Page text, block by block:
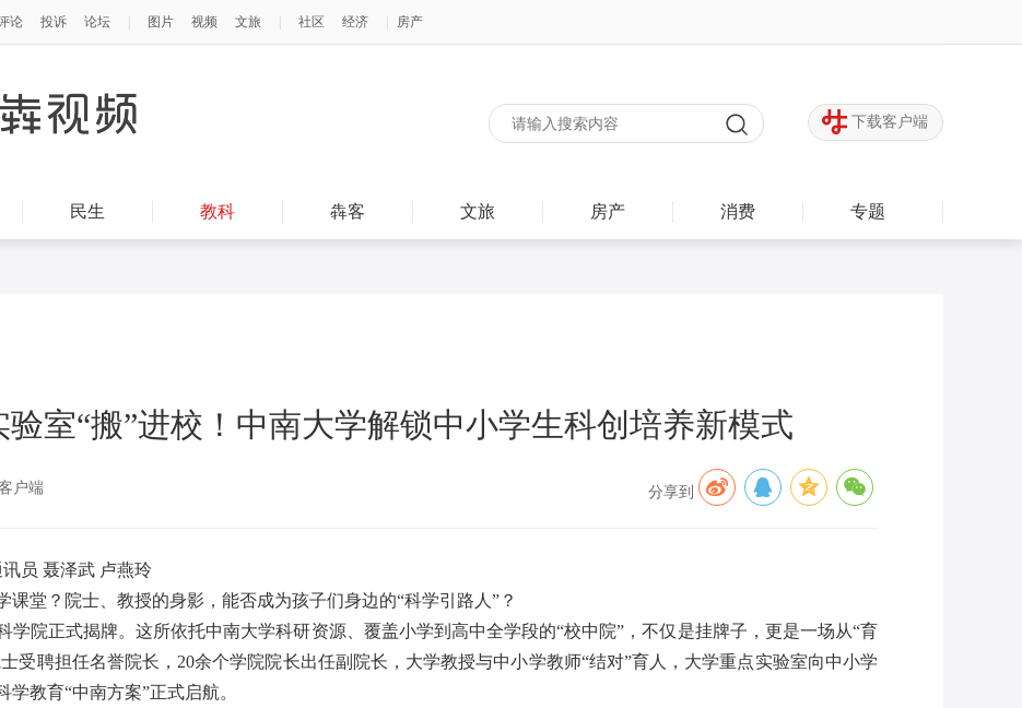
下载客户端
民生 教科 犇客 文旅 房产 消费 专题
室“搬”进校！中南大学解锁中小学生科创培养新模式
户端 分享到
员 聂泽武 卢燕玲
课堂？院士、教授的身影，能否成为孩子们身边的“科学引路人”？
学院正式揭牌。这所依托中南大学科研资源、覆盖小学到高中全学段的“校中院”，不仅是挂牌子，更是一场从“育
受聘担任名誉院长，20余个学院院长出任副院长，大学教授与中小学教师“结对”育人，大学重点实验室向中小学
教育“中南方案”正式启航。